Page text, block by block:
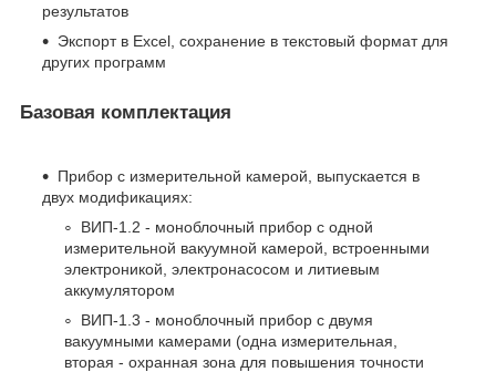
результатов
Экспорт в Excel, сохранение в текстовый формат для
других программ
Базовая комплектация
Прибор с измерительной камерой, выпускается в
двух модификациях:
ВИП-1.2 - моноблочный прибор с одной
измерительной вакуумной камерой, встроенными
электроникой, электронасосом и литиевым
аккумулятором
ВИП-1.3 - моноблочный прибор с двумя
вакуумными камерами (одна измерительная,
вторая - охранная зона для повышения точности